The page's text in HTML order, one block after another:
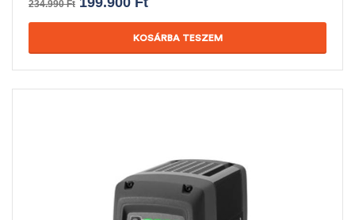
234.990Ft
KOSÁRBA TESZEM